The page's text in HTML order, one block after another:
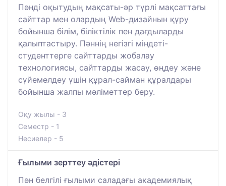
Пәнді оқытудың мақсаты-әр түрлі мақсаттағы
сайттар мен олардың Web-дизайнын құру
бойынша білім, біліктілік пен дағдыларды
қалыптастыру. Пәннің негізгі міндеті-
студенттерге сайттарды жобалау
технологиясы, сайттарды жасау, өңдеу және
сүйемелдеу үшін құрал-сайман құралдары
бойынша жалпы мәліметтер беру.
Оқу жылы - 3
Семестр - 1
Несиелер - 5
Ғылыми зерттеу әдістері
Пән белгілі ғылыми саладағы академиялық